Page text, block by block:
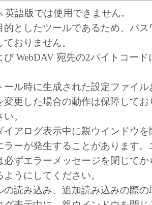
ケティングジャパンのライセン
ンマーケティングジャパンは、
ー（以下ユーザーといいます。
が本ソフトウェアに対応するキ
的で本ソフトウェアを使用する
す。
ーは、本ソフトウェアの全部ま
売、頒布、修正、改変、リバー
逆コンパイルまたは逆アセンブ
れらの行為を第三者に許諾する
ンマーケティングジャパンおよ
英語版では使用できません。
的としたツールであるため、パ
おりません。
び WebDAV 宛先の2バイトコー
ール時に生成された設定ファイ
変更した場合の動作は保障して
。
イアログ表示中に親ウインドウ
ラーが発生することがあります
必ずエラーメッセージを閉じて
うにしてください。
の読み込み、追加読み込みの際